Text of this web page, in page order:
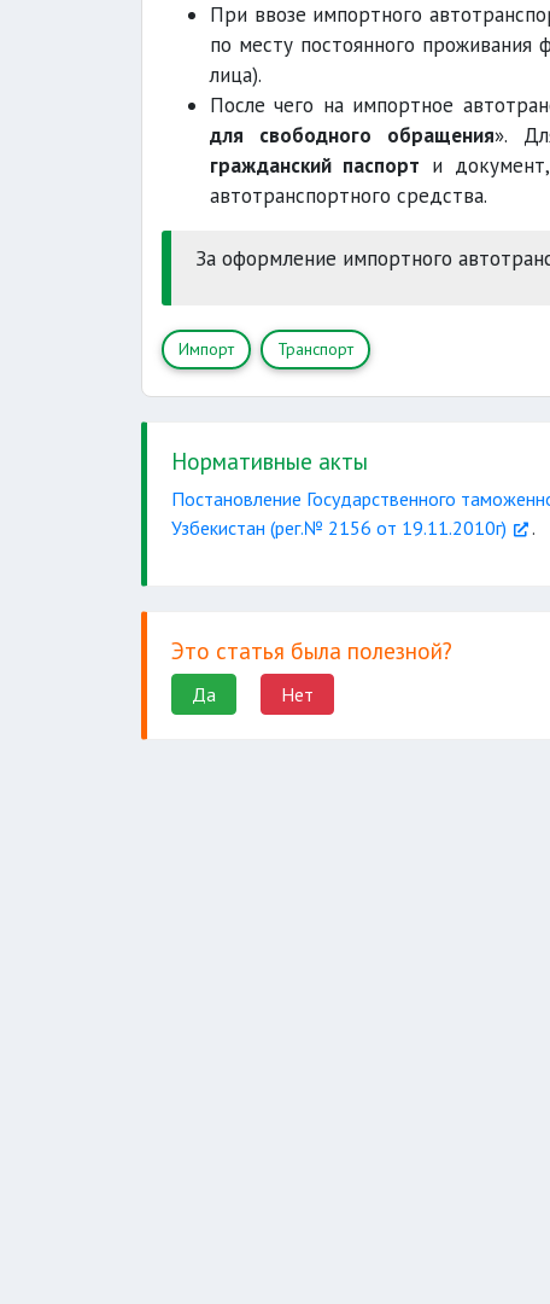
При ввозе импортного
по месту постоянного проживания
лица).
После чего на импортное
для свободного обращения».
гражданский паспорт и
автотранспортного средства.
За оформление импортного
Импорт Транспорт
Нормативные акты
Постановление Государственного
Узбекистан (рег.№ 2156 от 19.11.2010г)
.
Это статья была полезной?
Да Нет